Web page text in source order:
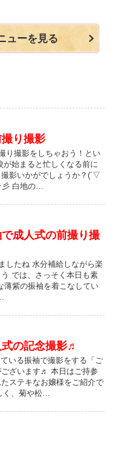
ューを見る
り撮影
り撮影をしちゃおう！とい
が始まると忙しくなる前に
影いかがでしょうか？(´▽
白地の…
成人式の前撮り撮
したね 水分補給しながら楽
では、さっそく本日も素
薄紫の振袖を着こなしてい
の記念撮影♬
いる振袖で撮影をする「ご
ざいます♬ 本日はご持参
ステキなお嬢様をご紹介で
、菊や松…